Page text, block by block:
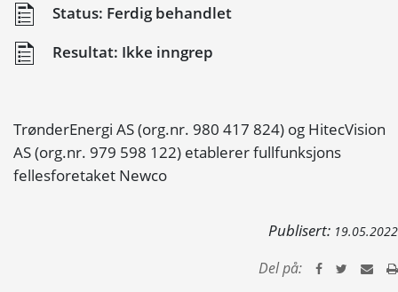
Status: Ferdig behandlet
Resultat: Ikke inngrep
TrønderEnergi AS (org.nr. 980 417 824) og HitecVision
AS (org.nr. 979 598 122) etablerer fullfunksjons
fellesforetaket Newco
Publisert: 19.05.2022
Del på: